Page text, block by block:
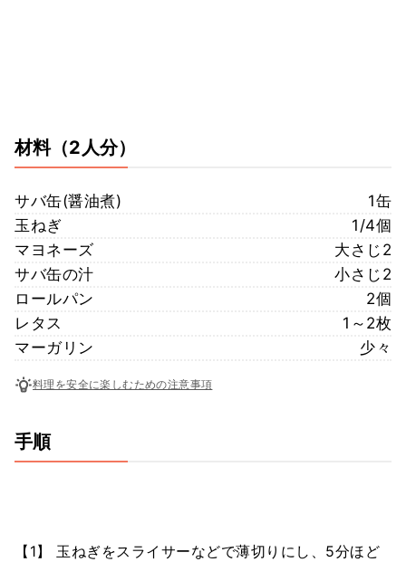
材料（2人分）
サバ缶(醤油煮)
1缶
玉ねぎ
1/4個
マヨネーズ
大さじ2
サバ缶の汁
小さじ2
ロールパン
2個
レタス
1～2枚
マーガリン
少々
料理を安全に楽しむための注意事項
手順
【1】 玉ねぎをスライサーなどで薄切りにし、5分ほど